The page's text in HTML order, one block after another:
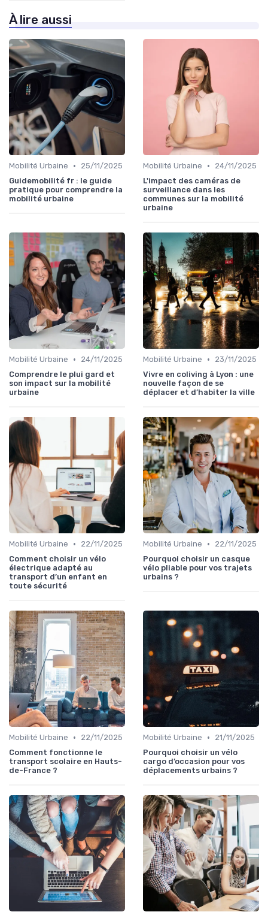
À lire aussi
Mobilité Urbaine •
25/11/2025
Guidemobilité fr : le guide
pratique pour comprendre la
mobilité urbaine
Mobilité Urbaine •
24/11/2025
L'impact des caméras de
surveillance dans les
communes sur la mobilité
urbaine
Mobilité Urbaine •
24/11/2025
Comprendre le plui gard et
son impact sur la mobilité
urbaine
Mobilité Urbaine •
23/11/2025
Vivre en coliving à Lyon : une
nouvelle façon de se
déplacer et d’habiter la ville
Mobilité Urbaine •
22/11/2025
Comment choisir un vélo
électrique adapté au
transport d’un enfant en
toute sécurité
Mobilité Urbaine •
22/11/2025
Pourquoi choisir un casque
vélo pliable pour vos trajets
urbains ?
Mobilité Urbaine •
22/11/2025
Comment fonctionne le
transport scolaire en Hauts-
de-France ?
Mobilité Urbaine •
21/11/2025
Pourquoi choisir un vélo
cargo d’occasion pour vos
déplacements urbains ?